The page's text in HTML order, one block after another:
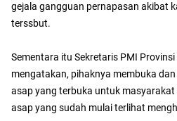
gejala gangguan pernapasan akibat
terssbut.
Sementara itu Sekretaris PMI
mengatakan, pihaknya membuka
asap yang terbuka untuk
asap yang sudah mulai terlihat